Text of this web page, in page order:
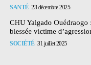
SANTÉ 23 décembre 2025
CHU Yalgado Ouédraogo
blessée victime
SOCIÉTÉ 31 juillet 2025